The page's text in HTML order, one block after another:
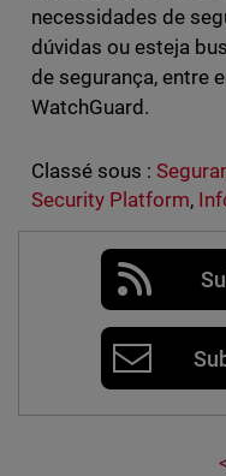
necessidades de
dúvidas ou esteja
de segurança, entre
WatchGuard.
Classé sous :
Security Platform,